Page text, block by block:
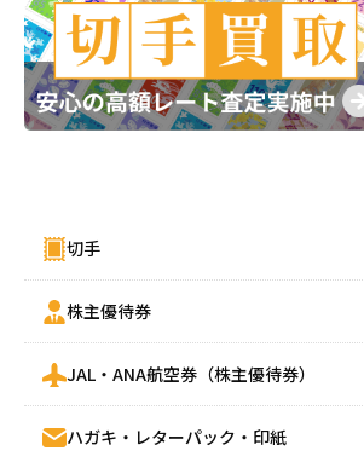
切手
株主優待券
JAL・ANA航空券（株主優待券）
ハガキ・レターパック・印紙